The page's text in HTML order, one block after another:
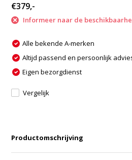
€379,-
Informeer naar de
Alle bekende A-merken
Altijd passend en persoonlijk
Eigen bezorgdienst
Vergelijk
Productomschrijving